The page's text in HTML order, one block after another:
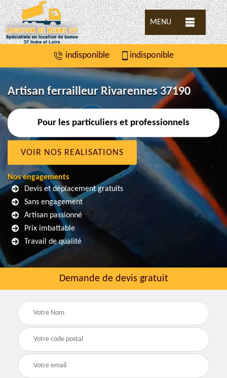
MENU
indisponible indisponible
Artisan ferrailleur Rivarennes 37190
Pour les particuliers et professionnels
VOIR NOS REALISATIONS
Nos engagements
Devis et déplacement gratuits
Sans engagement
Artisan passionné
Prix imbattable
Travail de qualité
Demande de devis gratuit